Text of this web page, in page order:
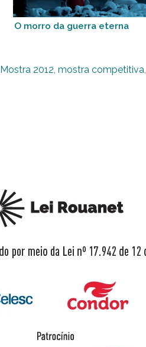
O morro da guerra eterna
Mostra 2012, mostra competitiva,